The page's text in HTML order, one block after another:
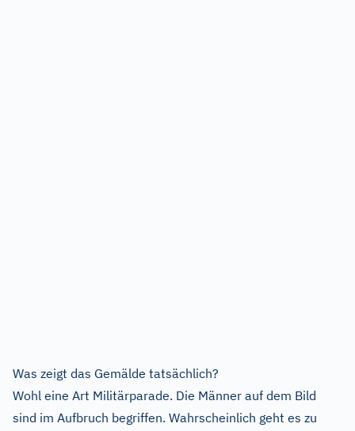
Was zeigt das Gemälde tatsächlich?
Wohl eine Art Militärparade. Die Männer auf dem Bild
sind im Aufbruch begriffen. Wahrscheinlich geht es zu